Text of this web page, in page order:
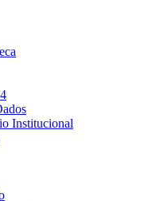
Institucional